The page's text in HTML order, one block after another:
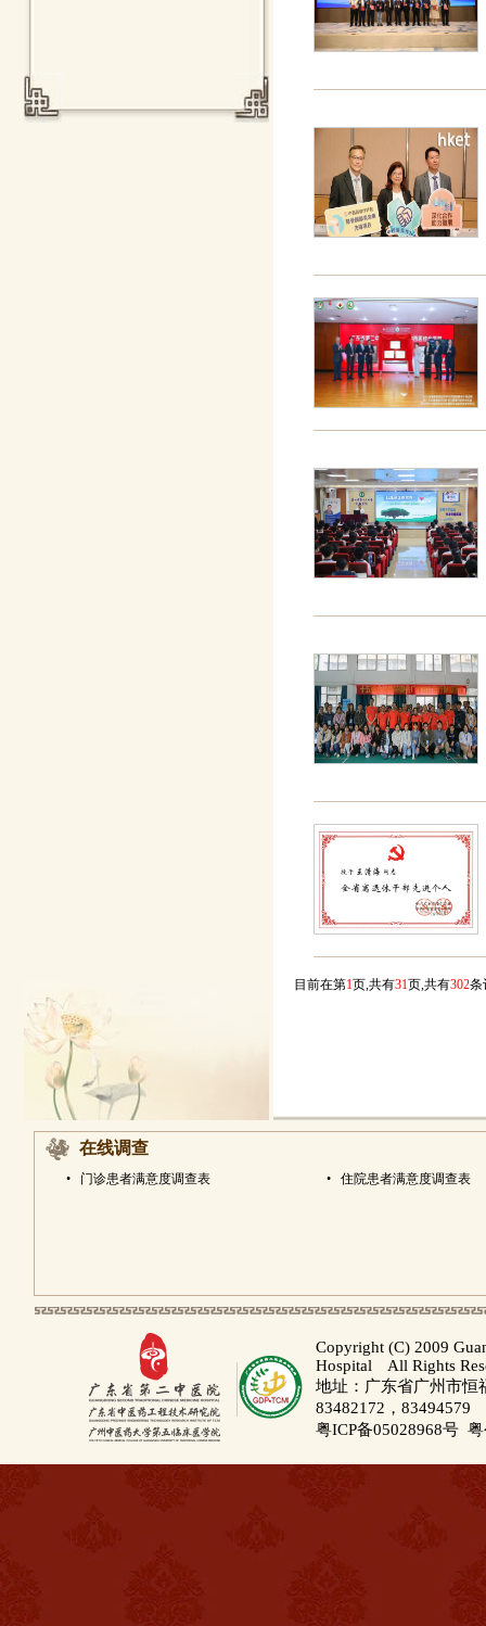
目前在第1页,共有31页,共有302
在线调查
• 门诊患者满意度调查表 • 住院患者满意度调查表
Copyright (C) 2009
Hospital All Rights
地址：广东省广州市
83482172，83494579
粤ICP备05028968号